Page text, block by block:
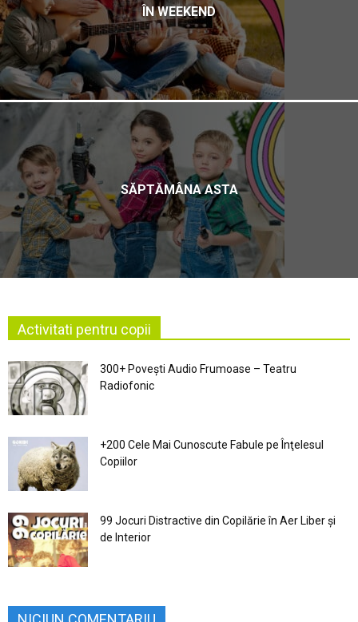
ÎN WEEKEND
SĂPTĂMÂNA ASTA
Activitati pentru copii
300+ Povești Audio Frumoase – Teatru
Radiofonic
+200 Cele Mai Cunoscute Fabule pe Înţelesul
Copiilor
99 Jocuri Distractive din Copilărie în Aer Liber şi
de Interior